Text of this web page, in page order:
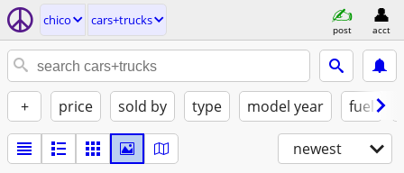
chico cars+trucks
post acct
+ price sold by type model year fuel
newest